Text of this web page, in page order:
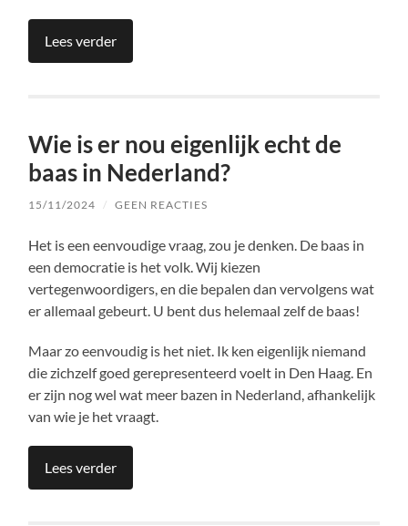
Lees verder
Wie is er nou eigenlijk echt de
baas in Nederland?
15/11/2024 / GEEN REACTIES
Het is een eenvoudige vraag, zou je denken. De baas in
een democratie is het volk. Wij kiezen
vertegenwoordigers, en die bepalen dan vervolgens wat
er allemaal gebeurt. U bent dus helemaal zelf de baas!
Maar zo eenvoudig is het niet. Ik ken eigenlijk niemand
die zichzelf goed gerepresenteerd voelt in Den Haag. En
er zijn nog wel wat meer bazen in Nederland, afhankelijk
van wie je het vraagt.
Lees verder